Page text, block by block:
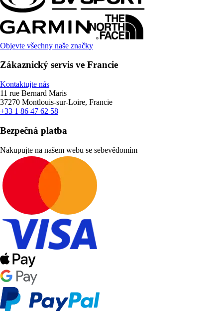
Objevte všechny naše značky
Zákaznický servis ve Francie
Kontaktujte nás
11 rue Bernard Maris
37270 Montlouis-sur-Loire, Francie
+33 1 86 47 62 58
Bezpečná platba
Nakupujte na našem webu se sebevědomím